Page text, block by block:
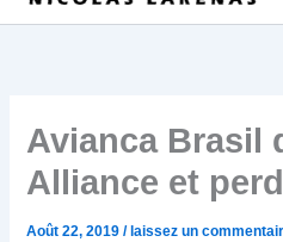
Avianca Brasil
Alliance et
Août 22, 2019/ laissez un